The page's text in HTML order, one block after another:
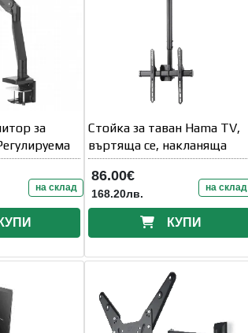
за
на склад
КУПИ
Стойка за таван Hama TV,
въртяща се, накланяща
86.00€
168.20лв. на склад
КУПИ